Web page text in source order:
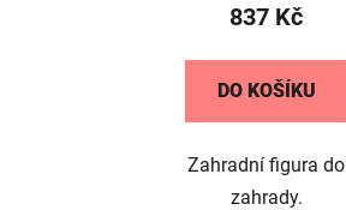
837 Kč
DO KOŠÍKU
Zahradní figura do
zahrady.